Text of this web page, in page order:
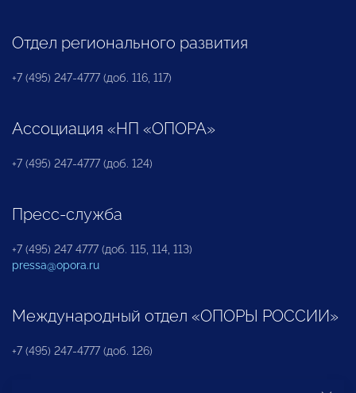
Отдел регионального развития
+7 (495) 247-4777 (доб. 116, 117)
Ассоциация «НП «ОПОРА»
+7 (495) 247-4777 (доб. 124)
Пресс-служба
+7 (495) 247 4777 (доб. 115, 114, 113)
pressa@opora.ru
Международный отдел «ОПОРЫ РОССИИ»
+7 (495) 247-4777 (доб. 126)